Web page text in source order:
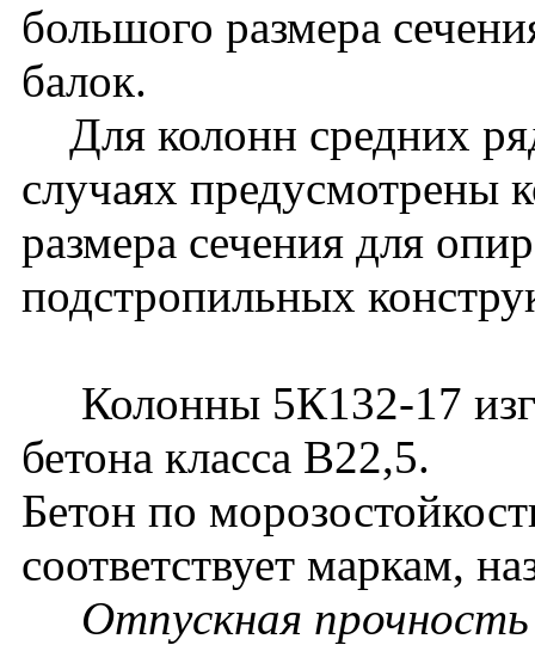
большого размера
балок.
Для колонн средних
случаях предусмотрены
размера сечения для
подстропильных
Колонны 5К132-17
бетона класса В22,5.
Бетон по
соответствует маркам,
Отпускная